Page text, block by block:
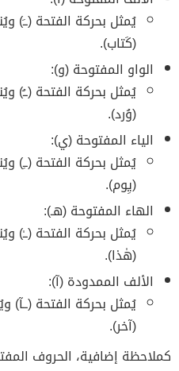
يُمثل بحركة الفتحة (ــَ)
(كَتاب).
الواو المفتوحة (و):
يُمثل بحركة الفتحة (ــُ)
(وُرد).
الياء المفتوحة (ي):
يُمثل بحركة الفتحة (ــِ)
(يِوم).
الهاء المفتوحة (هـ):
يُمثل بحركة الفتحة (ــٰ)
(هٰذا).
الألف الممدودة (آ):
يُمثل بحركة الفتحة (ــآ)
(آخر).
كملاحظة إضافية، الحروف